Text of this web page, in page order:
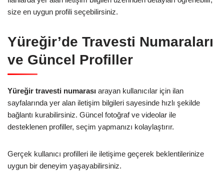
size en uygun profili seçebilirsiniz.
Yüreğir’de Travesti Numaraları
ve Güncel Profiller
Yüreğir travesti numarası arayan kullanıcılar için ilan
sayfalarında yer alan iletişim bilgileri sayesinde hızlı şekilde
bağlantı kurabilirsiniz. Güncel fotoğraf ve videolar ile
desteklenen profiller, seçim yapmanızı kolaylaştırır.
Gerçek kullanıcı profilleri ile iletişime geçerek beklentilerinize
uygun bir deneyim yaşayabilirsiniz.